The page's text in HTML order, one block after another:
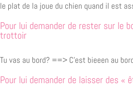
le plat de la joue du chien quand il est
Pour lui demander de rester sur le
trottoir
Tu vas au bord? ==> C’est bieeen au
Pour lui demander de laisser des «